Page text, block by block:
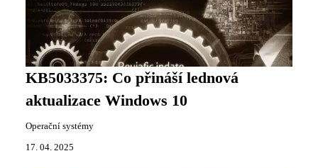
KB5033375: Co přináší lednová
aktualizace Windows 10
Operační systémy
17. 04. 2025